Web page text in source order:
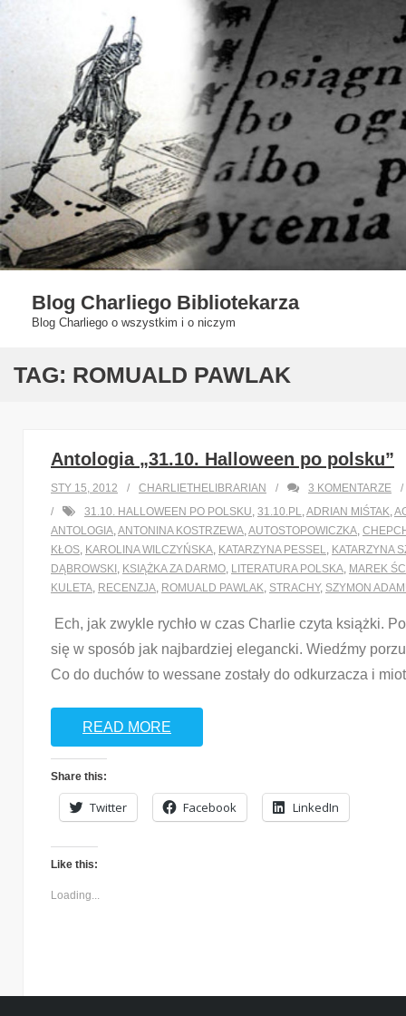
Blog Charliego Bibliotekarza
Blog Charliego o wszystkim i o niczym
TAG: ROMUALD PAWLAK
Antologia „31.10. Halloween po polsku”
STY 15, 2012 CHARLIETHELIBRARIAN 3 KOMENTARZE
31.10. HALLOWEEN PO POLSKU, 31.10.PL,ADRIAN MIŚTAK,
ANTOLOGIA,ANTONINA KOSTRZEWA,AUTOSTOPOWICZKA,
KŁOS, KAROLINA WILCZYŃSKA, KATARZYNA PESSEL, KATARZYNA
DĄBROWSKI , KSIĄŻKA ZA DARMO, LITERATURA POLSKA, MAREK
KULETA, RECENZJA, ROMUALD PAWLAK, STRACHY, SZYMON
Ech, jak zwykle rychło w czas Charlie czyta książki.
się w sposób jak najbardziej elegancki. Wiedźmy
Co do duchów to wessane zostały do odkurzacza i
READ MORE
Share this:
Twitter Facebook LinkedIn
Like this:
Loading...